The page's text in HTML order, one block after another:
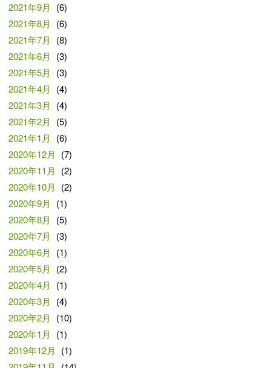
2021年9月
(6)
2021年8月
(6)
2021年7月
(8)
2021年6月
(3)
2021年5月
(3)
2021年4月
(4)
2021年3月
(4)
2021年2月
(5)
2021年1月
(6)
2020年12月
(7)
2020年11月
(2)
2020年10月
(2)
2020年9月
(1)
2020年8月
(5)
2020年7月
(3)
2020年6月
(1)
2020年5月
(2)
2020年4月
(1)
2020年3月
(4)
2020年2月
(10)
2020年1月
(1)
2019年12月
(1)